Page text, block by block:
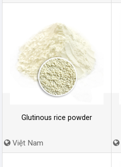
Glutinous rice powder
Việt Nam